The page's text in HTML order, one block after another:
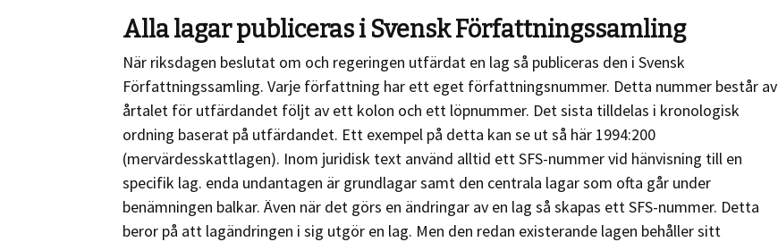
Alla lagar publiceras i Svensk Författningssamling
När riksdagen beslutat om och regeringen utfärdat en lag så publiceras den i Svensk
Författningssamling. Varje författning har ett eget författningsnummer. Detta nummer består av
årtalet för utfärdandet följt av ett kolon och ett löpnummer. Det sista tilldelas i kronologisk
ordning baserat på utfärdandet. Ett exempel på detta kan se ut så här 1994:200
(mervärdesskattlagen). Inom juridisk text använd alltid ett SFS-nummer vid hänvisning till en
specifik lag. enda undantagen är grundlagar samt den centrala lagar som ofta går under
benämningen balkar. Även när det görs en ändringar av en lag så skapas ett SFS-nummer. Detta
beror på att lagändringen i sig utgör en lag. Men den redan existerande lagen behåller sitt